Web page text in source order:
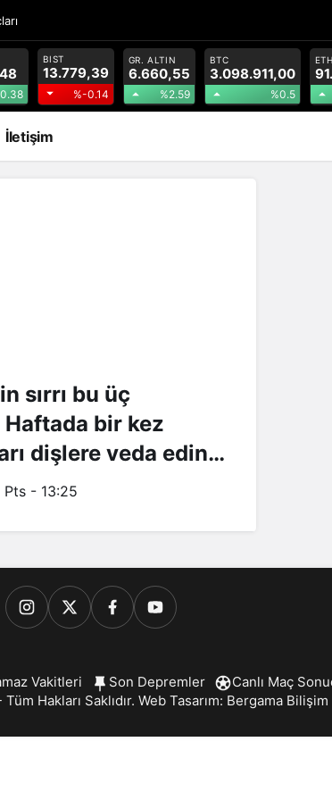
BIST
13.779,39
%-0.14
GR. ALTIN
6.660,55
%2.59
BTC
3.098.911,00
%0.5
ETH
İletişim
sırrı bu üç
bir kez
dişlere veda edin…
- 13:25
Vakitleri Son Depremler
Canlı Maç
Hakları Saklıdır. Web Tasarım: Bergama Bilişim